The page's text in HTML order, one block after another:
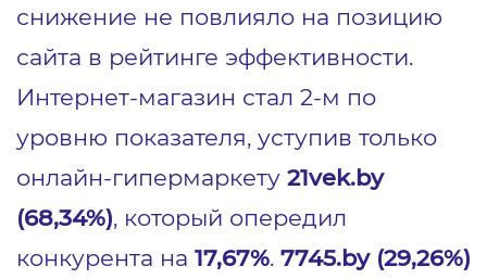
снижение не повлияло на позицию
сайта в рейтинге эффективности.
Интернет-магазин стал 2-м по
уровню показателя, уступив только
онлайн-гипермаркету 21vek.by
(68,34%), который опередил
конкурента на 17,67%. 7745.by (29,26%)